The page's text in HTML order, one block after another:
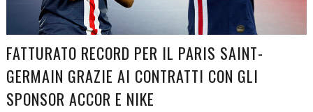
FATTURATO RECORD PER IL PARIS SAINT-
GERMAIN GRAZIE AI CONTRATTI CON GLI
SPONSOR ACCOR E NIKE